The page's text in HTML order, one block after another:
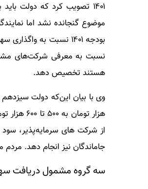
موضوع گنجانده نشد اما
نسبت به معرفی شرکت‌های
هستند تخصیص دهد.
از شرکت های سرمایه‌پذیر،
جاماندگان نیز انجام دهد.
سه گروه مشمول دریافت